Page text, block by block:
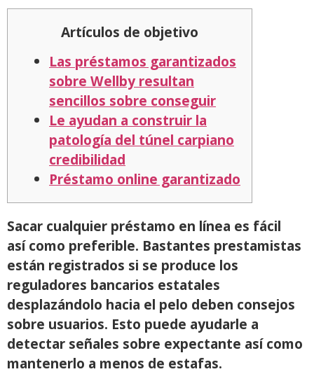
Artículos de objetivo
Las préstamos garantizados
sobre Wellby resultan
sencillos sobre conseguir
Le ayudan a construir la
patologí­a del túnel carpiano
credibilidad
Préstamo online garantizado
Sacar cualquier préstamo en línea es fácil
así­ como preferible. Bastantes prestamistas
están registrados si se produce los
reguladores bancarios estatales
desplazándolo hacia el pelo deben consejos
sobre usuarios. Esto puede ayudarle a
detectar señales sobre expectante así­ como
mantenerlo a menos de estafas.